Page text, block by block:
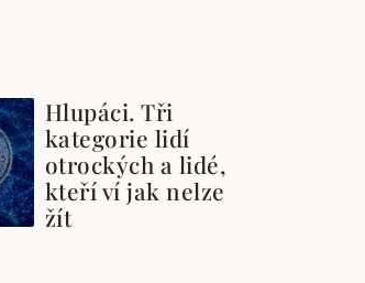
Hlupáci. Tři
kategorie lidí
otrockých a lidé,
kteří ví jak nelze
žít